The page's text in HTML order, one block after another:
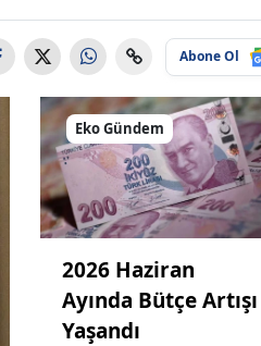
Abone Ol
Eko Gündem
2026 Haziran
Ayında Bütçe Artışı
Yaşandı